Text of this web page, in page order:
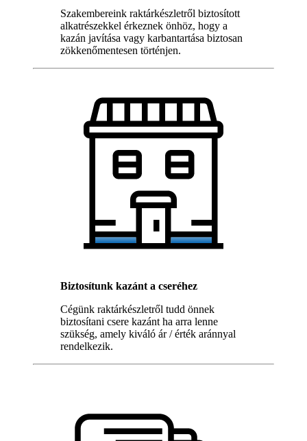
Szakembereink raktárkészletről biztosított
alkatrészekkel érkeznek önhöz, hogy a
kazán javítása vagy karbantartása biztosan
zökkenőmentesen történjen.
Biztosítunk kazánt a cseréhez
Cégünk raktárkészletről tudd önnek
biztosítani csere kazánt ha arra lenne
szükség, amely kiváló ár / érték aránnyal
rendelkezik.